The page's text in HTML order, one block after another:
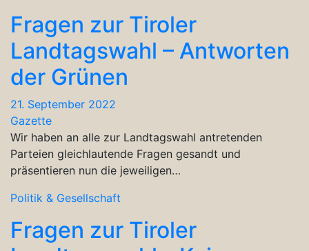
Fragen zur Tiroler
Landtagswahl – Antworten
der Grünen
21. September 2022
Gazette
Wir haben an alle zur Landtagswahl antretenden
Parteien gleichlautende Fragen gesandt und
präsentieren nun die jeweiligen…
Politik & Gesellschaft
Fragen zur Tiroler